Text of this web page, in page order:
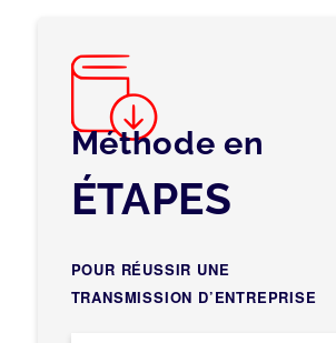
Méthode en
ÉTAPES
POUR RÉUSSIR UNE
TRANSMISSION D’ENTREPRISE